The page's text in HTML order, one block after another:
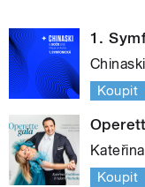
1.
Koupit
Koupit